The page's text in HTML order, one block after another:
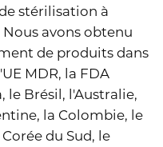
stérilisation à
Nous avons obtenu
de produits dans
MDR, la FDA
le Brésil, l'Australie,
la Colombie, le
du Sud, le